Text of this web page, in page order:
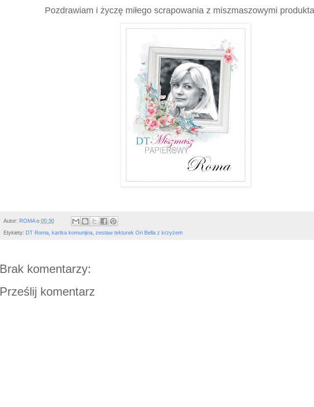
Pozdrawiam i życzę miłego scrapowania z miszmaszowymi
Autor: ROMA o 05:30
Etykiety: DT Roma, kartka komunijna, zestaw tekturek Ori Bella z krzyżem
Brak komentarzy:
Prześlij komentarz